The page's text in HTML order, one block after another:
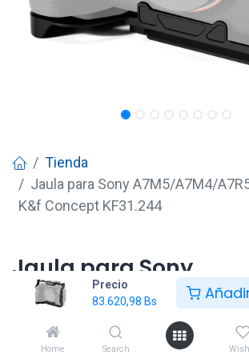
Precio
83.620,98 Bs
Home Search
Tienda
Jaula para Sony A7M5/A7M4/
K&f Concept KF31.244
Jaula para Sony
A7M5/A7M4/A7R5/
K&f Concept KF31.244